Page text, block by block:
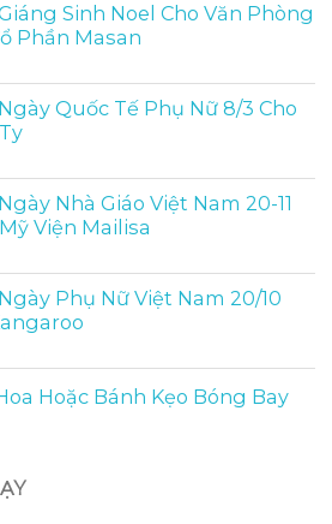
Sinh Noel Cho Văn Phòng
Phần Masan
Quốc Tế Phụ Nữ 8/3 Cho
Nhà Giáo Việt Nam 20-11
Viện Mailisa
Phụ Nữ Việt Nam 20/10
Hoặc Bánh Kẹo Bóng Bay